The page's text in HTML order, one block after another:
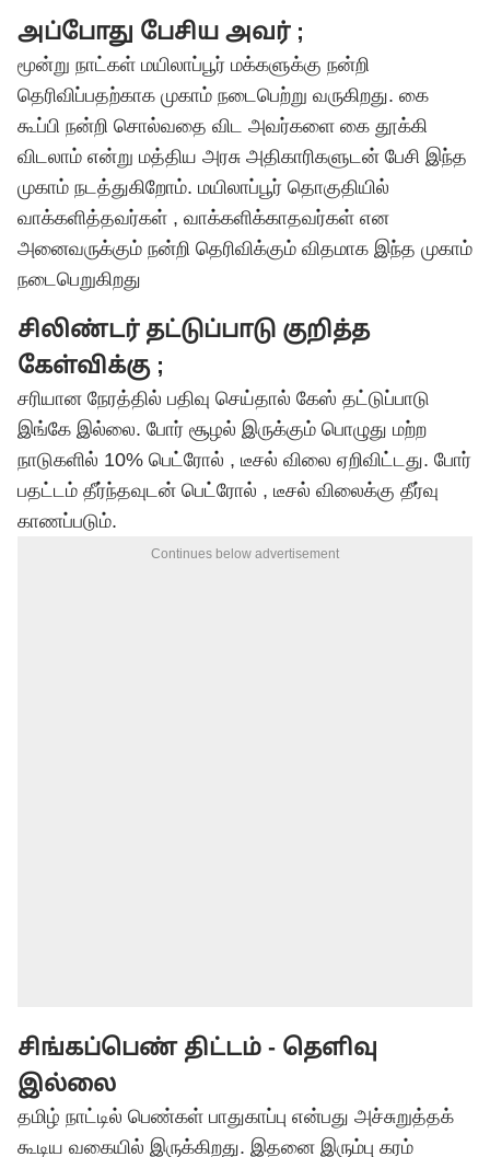
அப்போது பேசிய அவர் ;
மூன்று நாட்கள் மயிலாப்பூர் மக்களுக்கு நன்றி
தெரிவிப்பதற்காக முகாம் நடைபெற்று வருகிறது. கை
கூப்பி நன்றி சொல்வதை விட அவர்களை கை தூக்கி
விடலாம் என்று மத்திய அரசு அதிகாரிகளுடன் பேசி இந்த
முகாம் நடத்துகிறோம். மயிலாப்பூர் தொகுதியில்
வாக்களித்தவர்கள் , வாக்களிக்காதவர்கள் என
அனைவருக்கும் நன்றி தெரிவிக்கும் விதமாக இந்த முகாம்
நடைபெறுகிறது
சிலிண்டர் தட்டுப்பாடு குறித்த
கேள்விக்கு ;
சரியான நேரத்தில் பதிவு செய்தால் கேஸ் தட்டுப்பாடு
இங்கே இல்லை. போர் சூழல் இருக்கும் பொழுது மற்ற
நாடுகளில் 10% பெட்ரோல் , டீசல் விலை ஏறிவிட்டது. போர்
பதட்டம் தீர்ந்தவுடன் பெட்ரோல் , டீசல் விலைக்கு தீர்வு
காணப்படும்.
Continues below advertisement
சிங்கப்பெண் திட்டம் - தெளிவு
இல்லை
தமிழ் நாட்டில் பெண்கள் பாதுகாப்பு என்பது அச்சுறுத்தக்
கூடிய வகையில் இருக்கிறது. இதனை இரும்பு கரம்